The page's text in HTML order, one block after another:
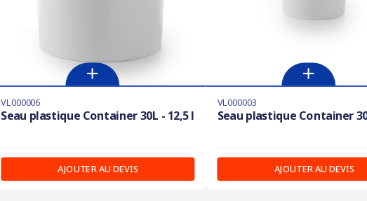
VL000006
Seau plastique Container 30L - 12,5 l
AJOUTER AU DEVIS
VL000003
Seau plastique Container
AJOUTER AU DEVIS